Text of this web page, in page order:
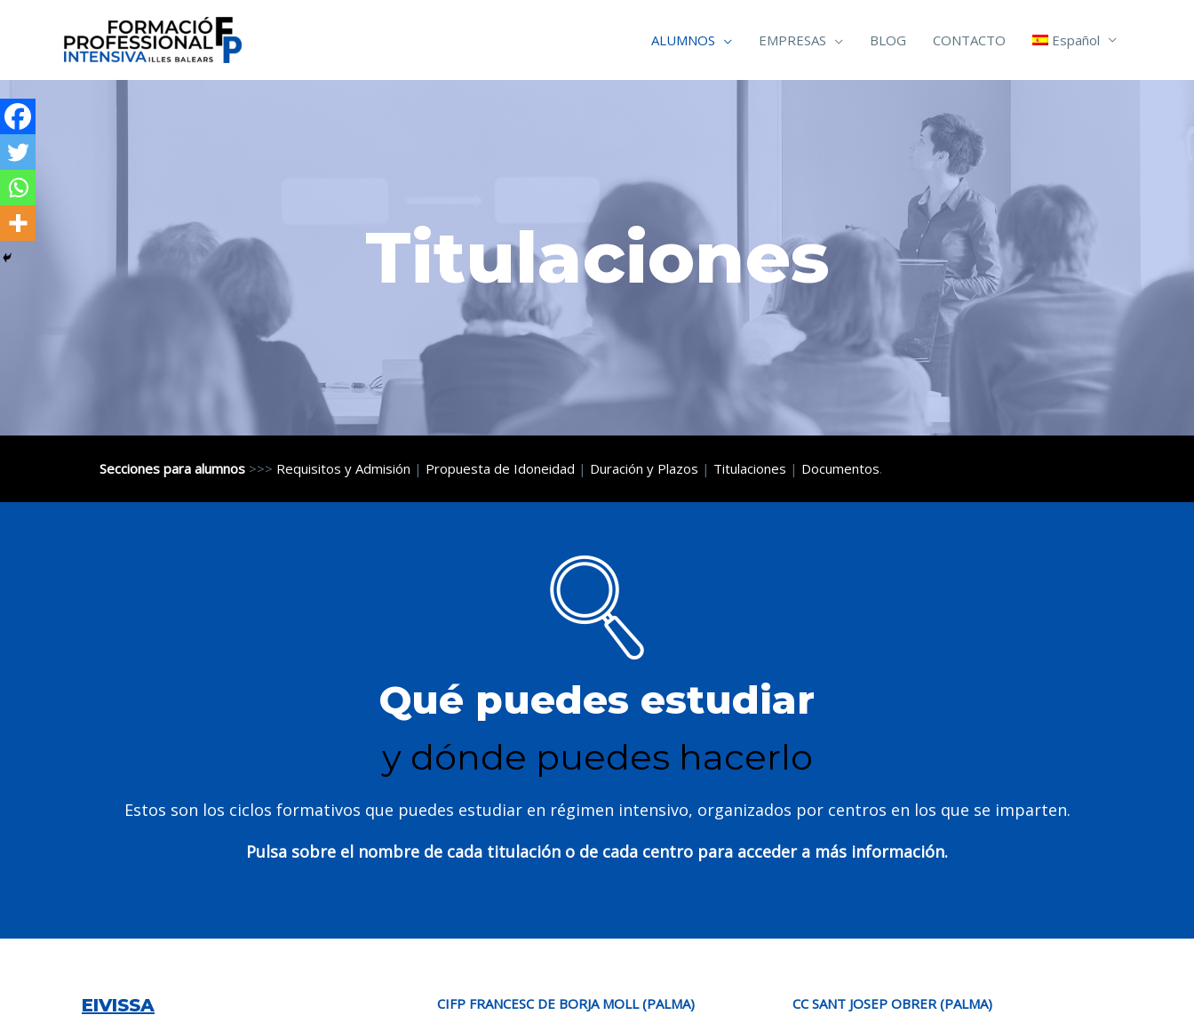
ALUMNOS EMPRESAS BLOG CONTACTO Español
Titulaciones
Secciones para alumnos >>> Requisitos y Admisión | Propuesta de Idoneidad | Duración y Plazos | Titulaciones | Documentos.
Qué puedes estudiar
y dónde puedes hacerlo
Estos son los ciclos formativos que puedes estudiar en régimen intensivo, organizados por centros en los que se imparten.
Pulsa sobre el nombre de cada titulación o de cada centro para acceder a más información.
EIVISSA CIFP FRANCESC DE BORJA MOLL (PALMA)
CC SANT JOSEP OBRER (PALMA)